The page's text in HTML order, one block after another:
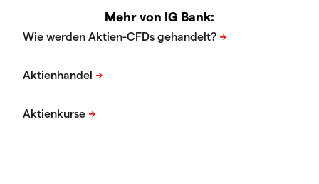
Mehr von IG Bank: